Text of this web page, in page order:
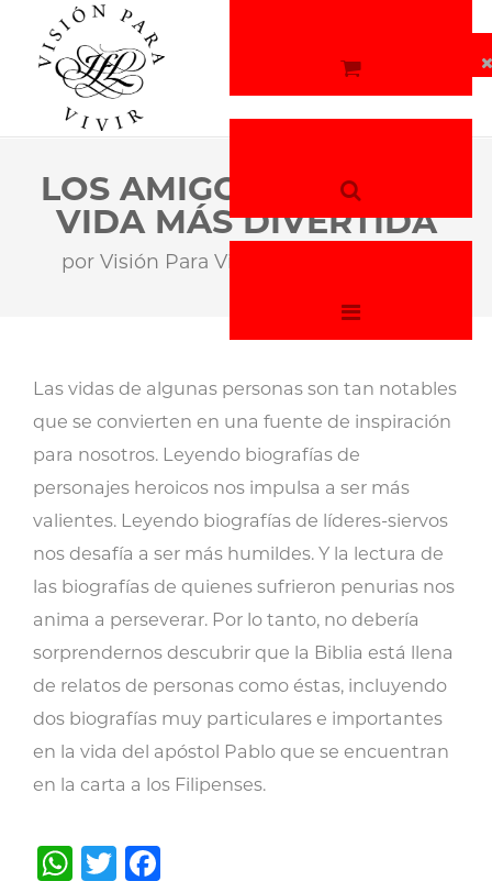
LOS AMIGOS HACEN LA
VIDA MÁS DIVERTIDA
por Visión Para Vivir
Las vidas de algunas personas son tan notables
que se convierten en una fuente de inspiración
para nosotros. Leyendo biografías de
personajes heroicos nos impulsa a ser más
valientes. Leyendo biografías de líderes-siervos
nos desafía a ser más humildes. Y la lectura de
las biografías de quienes sufrieron penurias nos
anima a perseverar. Por lo tanto, no debería
sorprendernos descubrir que la Biblia está llena
de relatos de personas como éstas, incluyendo
dos biografías muy particulares e importantes
en la vida del apóstol Pablo que se encuentran
en la carta a los Filipenses.
WhatsApp
Twitter